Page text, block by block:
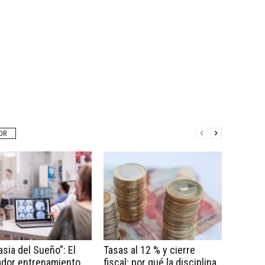
del Sueño”: El
entrenamiento
Tasas al 12 % y cierre
fiscal: por qué la disciplina